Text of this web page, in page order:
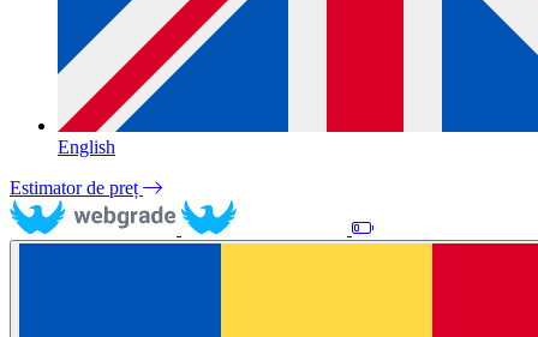
English
Estimator de preț